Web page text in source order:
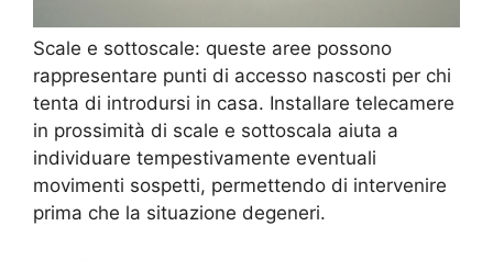
Scale e sottoscale: queste aree possono
rappresentare punti di accesso nascosti per chi
tenta di introdursi in casa. Installare telecamere
in prossimità di scale e sottoscala aiuta a
individuare tempestivamente eventuali
movimenti sospetti, permettendo di intervenire
prima che la situazione degeneri.